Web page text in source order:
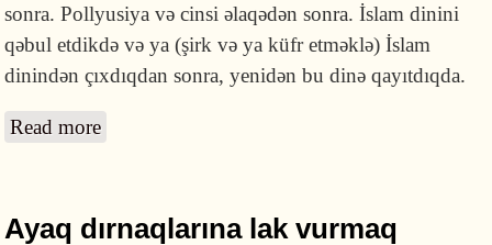
sonra. Pollyusiya və cinsi əlaqədən sonra. İslam dinini
qəbul etdikdə və ya (şirk və ya küfr etməklə) İslam
dinindən çıxdıqdan sonra, yenidən bu dinə qayıtdıqda.
Read more
Ayaq dırnaqlarına lak vurmaq